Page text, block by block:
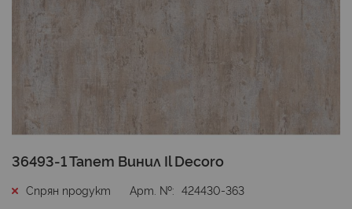
Преминете
началото
36493-1 Тапет Винил Il Decoro
Спрян продукт Арт. № 424430-363